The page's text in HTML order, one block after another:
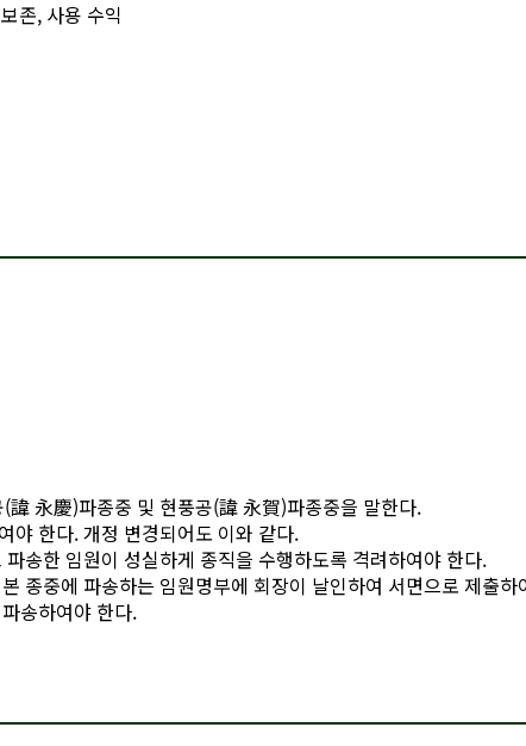
존, 사용 수익
永慶)파종중 및 현풍공(諱 永賀)파종중을 말한다.
야 한다. 개정 변경되어도 이와 같다.
송한 임원이 성실하게 종직을 수행하도록 격려하여야 한다.
종중에 파송하는 임원명부에 회장이 날인하여 서면으로 제출하
송하여야 한다.